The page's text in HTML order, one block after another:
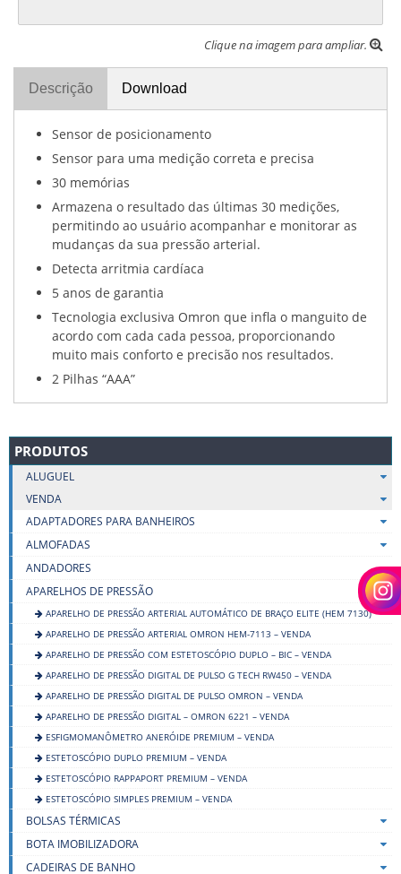
Clique na imagem para ampliar.
Descrição Download
Sensor de posicionamento
Sensor para uma medição correta e precisa
30 memórias
Armazena o resultado das últimas 30 medições,
permitindo ao usuário acompanhar e monitorar as
mudanças da sua pressão arterial.
Detecta arritmia cardíaca
5 anos de garantia
Tecnologia exclusiva Omron que infla o manguito de
acordo com cada cada pessoa, proporcionando
muito mais conforto e precisão nos resultados.
2 Pilhas “AAA”
PRODUTOS
ALUGUEL
VENDA
ADAPTADORES PARA BANHEIROS
ALMOFADAS
ANDADORES
APARELHOS DE PRESSÃO
APARELHO DE PRESSÃO ARTERIAL AUTOMÁTICO DE BRAÇO ELITE (HEM 7130)
APARELHO DE PRESSÃO ARTERIAL OMRON HEM-7113 – VENDA
APARELHO DE PRESSÃO COM ESTETOSCÓPIO DUPLO – BIC – VENDA
APARELHO DE PRESSÃO DIGITAL DE PULSO G TECH RW450 – VENDA
APARELHO DE PRESSÃO DIGITAL DE PULSO OMRON – VENDA
APARELHO DE PRESSÃO DIGITAL – OMRON 6221 – VENDA
ESFIGMOMANÔMETRO ANERÓIDE PREMIUM – VENDA
ESTETOSCÓPIO DUPLO PREMIUM – VENDA
ESTETOSCÓPIO RAPPAPORT PREMIUM – VENDA
ESTETOSCÓPIO SIMPLES PREMIUM – VENDA
BOLSAS TÉRMICAS
BOTA IMOBILIZADORA
CADEIRAS DE BANHO